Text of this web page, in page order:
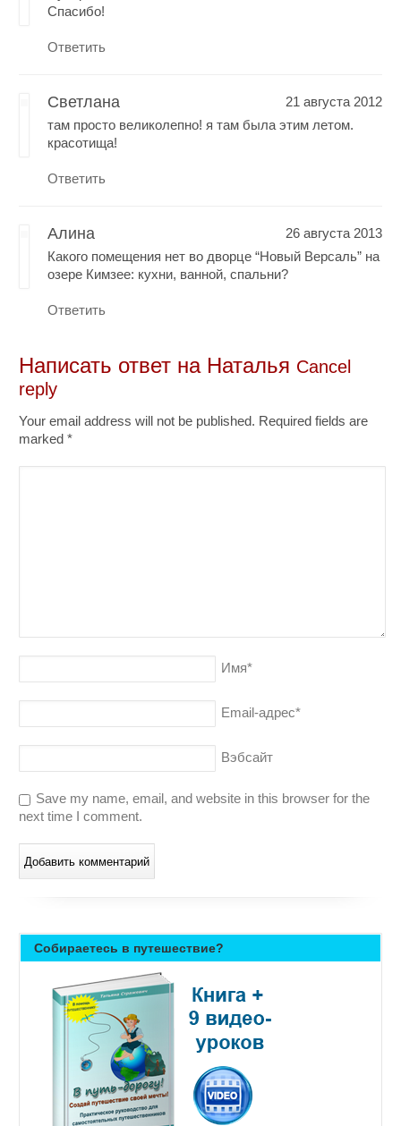
Cпасибо!
Ответить
Светлана
21 августа 2012
там просто великолепно! я там была этим летом.
красотища!
Ответить
Алина
26 августа 2013
Какого помещения нет во дворце “Новый Версаль” на
озере Кимзее: кухни, ванной, спальни?
Ответить
Написать ответ на Наталья Cancel
reply
Your email address will not be published. Required fields are
marked*
Имя*
Email-адрес*
Вэбсайт
Save my name, email, and website in this browser for the
next time I comment.
Собираетесь в путешествие?